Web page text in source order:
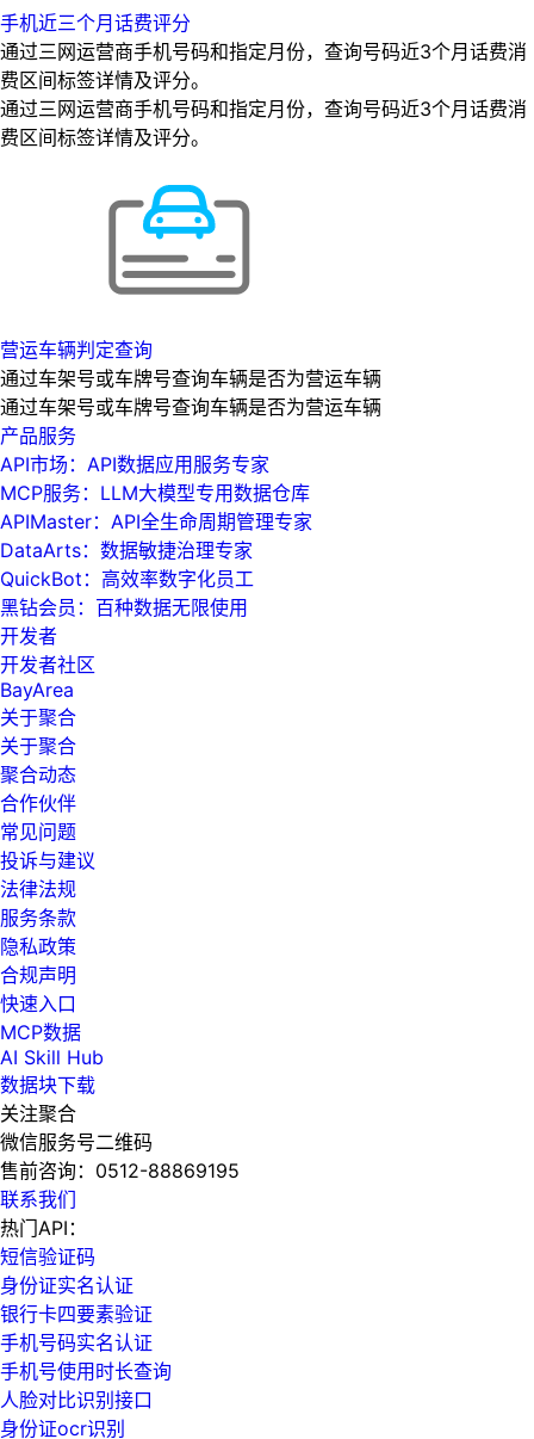
手机近三个月话费评分
通过三网运营商手机号码和指定月份，查询号码近3个月话费消
费区间标签详情及评分。
通过三网运营商手机号码和指定月份，查询号码近3个月话费消
费区间标签详情及评分。
营运车辆判定查询
通过车架号或车牌号查询车辆是否为营运车辆
通过车架号或车牌号查询车辆是否为营运车辆
产品服务
API市场：API数据应用服务专家
MCP服务：LLM大模型专用数据仓库
APIMaster：API全生命周期管理专家
DataArts：数据敏捷治理专家
QuickBot：高效率数字化员工
黑钻会员：百种数据无限使用
开发者
开发者社区
BayArea
关于聚合
关于聚合
聚合动态
合作伙伴
常见问题
投诉与建议
法律法规
服务条款
隐私政策
合规声明
快速入口
MCP数据
AI Skill Hub
数据块下载
关注聚合
微信服务号二维码
售前咨询： 0512-88869195
联系我们
热门API：
短信验证码
身份证实名认证
银行卡四要素验证
手机号码实名认证
手机号使用时长查询
人脸对比识别接口
身份证ocr识别